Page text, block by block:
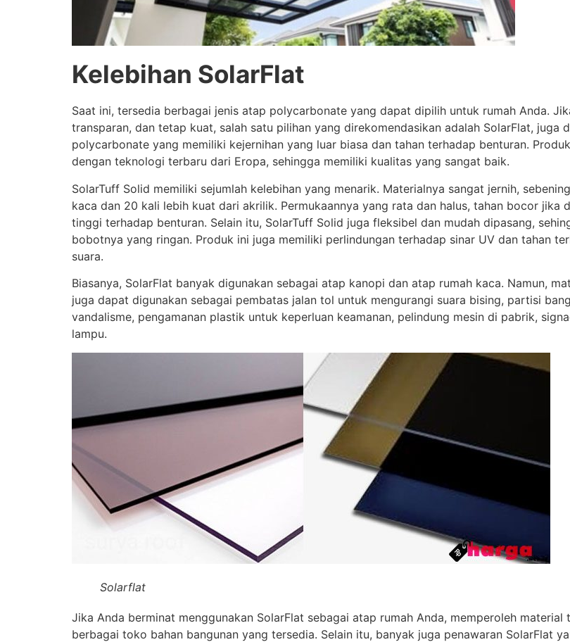
Kelebihan SolarFlat
Saat ini, tersedia berbagai jenis atap polycarbonate yang dapat dipilih untuk rumah Anda.
transparan, dan tetap kuat, salah satu pilihan yang direkomendasikan adalah SolarFlat, juga
polycarbonate yang memiliki kejernihan yang luar biasa dan tahan terhadap benturan.
dengan teknologi terbaru dari Eropa, sehingga memiliki kualitas yang sangat baik.
SolarTuff Solid memiliki sejumlah kelebihan yang menarik. Materialnya sangat jernih,
kaca dan 20 kali lebih kuat dari akrilik. Permukaannya yang rata dan halus, tahan bocor jika
tinggi terhadap benturan. Selain itu, SolarTuff Solid juga fleksibel dan mudah dipasang,
bobotnya yang ringan. Produk ini juga memiliki perlindungan terhadap sinar UV dan tahan
suara.
Biasanya, SolarFlat banyak digunakan sebagai atap kanopi dan atap rumah kaca. Namun,
juga dapat digunakan sebagai pembatas jalan tol untuk mengurangi suara bising, partisi
vandalisme, pengamanan plastik untuk keperluan keamanan, pelindung mesin di pabrik,
lampu.
Solarflat
Jika Anda berminat menggunakan SolarFlat sebagai atap rumah Anda, memperoleh
berbagai toko bahan bangunan yang tersedia. Selain itu, banyak juga penawaran SolarFlat